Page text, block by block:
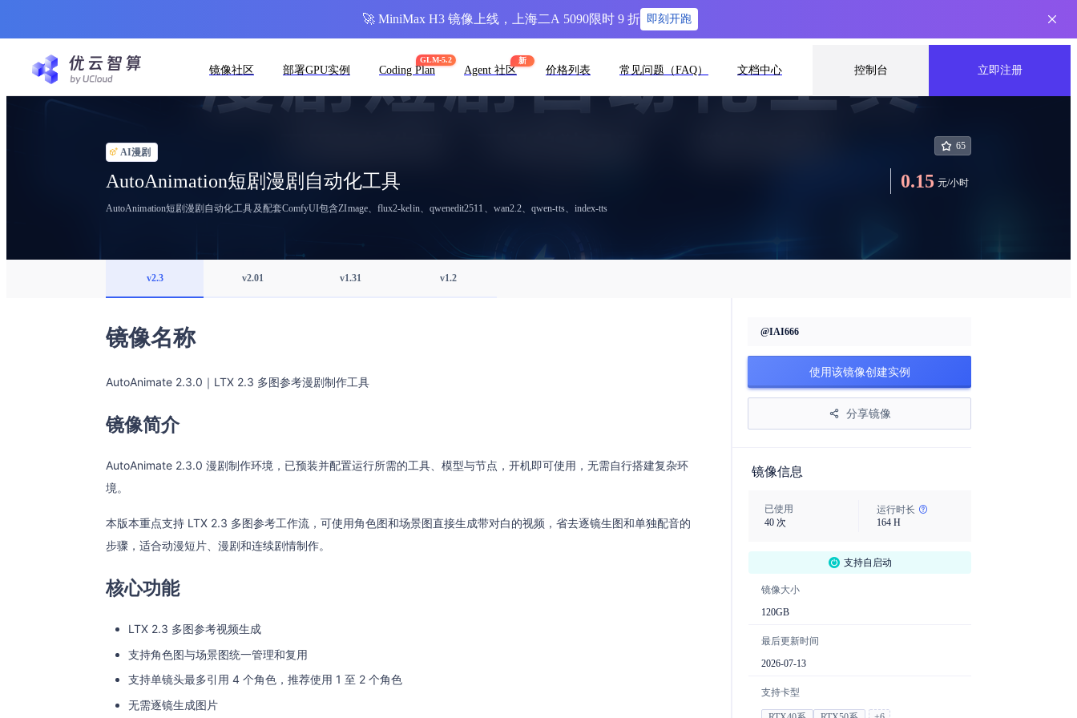
镜像社区 部署GPU实例
GLM-5.2
Coding Plan
新
Agent 社区 价格列表 常见问题（FAQ） 文档中心 控制台 立即注册
AI漫剧
AutoAnimation短剧漫剧自动化工具
AutoAnimation短剧漫剧自动化工具及配套ComfyUI包含ZImage、flux2-kelin、qwenedit2511、wan2.2、qwen-tts、index-tts
65
0.15 元/小时
v2.3 v2.01 v1.31 v1.2
镜像名称
AutoAnimate 2.3.0｜LTX 2.3 多图参考漫剧制作工具
镜像简介
AutoAnimate 2.3.0 漫剧制作环境，已预装并配置运行所需的工具、模型与节点，开机即可使用，无需自行搭建复杂环
境。
本版本重点支持 LTX 2.3 多图参考工作流，可使用角色图和场景图直接生成带对白的视频，省去逐镜生图和单独配音的
步骤，适合动漫短片、漫剧和连续剧情制作。
核心功能
LTX 2.3 多图参考视频生成
支持角色图与场景图统一管理和复用
支持单镜头最多引用 4 个角色，推荐使用 1 至 2 个角色
无需逐镜生成图片
@IAI666
使用该镜像创建实例
分享镜像
镜像信息
已使用
40 次
运行时长
164H
支持自启动
镜像大小
120GB
最后更新时间
2026-07-13
支持卡型
🚀 MiniMax H3 镜像上线，上海二A 5090限时 9 折 即刻开跑